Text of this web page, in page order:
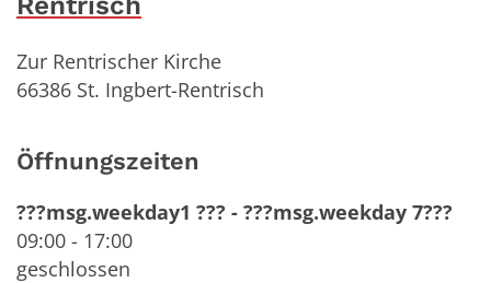
Zur Rentrischer Kirche
66386 St. Ingbert-Rentrisch
Öffnungszeiten
???msg.weekday1 ??? - ???msg.weekday 7???
09:00 - 17:00
geschlossen